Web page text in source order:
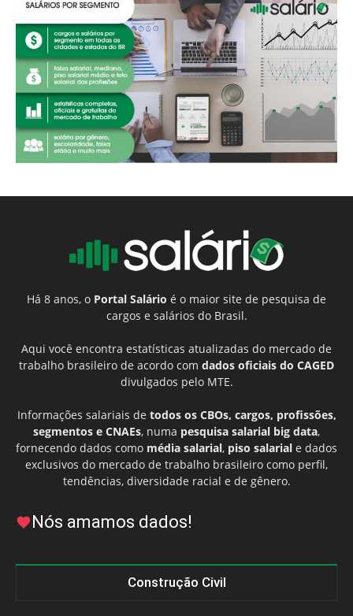
Há 8 anos, o Portal Salário é o maior site de pesquisa de
cargos e salários do Brasil.
Aqui você encontra estatísticas atualizadas do mercado de
trabalho brasileiro de acordo com dados oficiais do CAGED
divulgados pelo MTE.
Informações salariais de todos os CBOs, cargos, profissões,
segmentos e CNAEs, numa pesquisa salarial big data,
fornecendo dados como média salarial, piso salarial e dados
exclusivos do mercado de trabalho brasileiro como perfil,
tendências, diversidade racial e de gênero.
Nós amamos dados!
Construção Civil